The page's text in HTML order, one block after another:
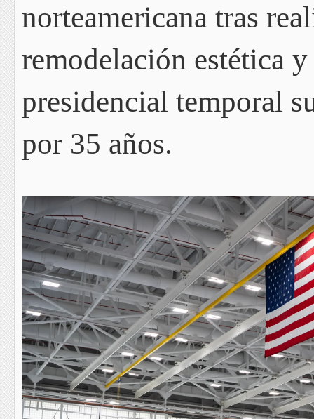
norteamericana tras
remodelación estética
presidencial temporal
por 35 años.